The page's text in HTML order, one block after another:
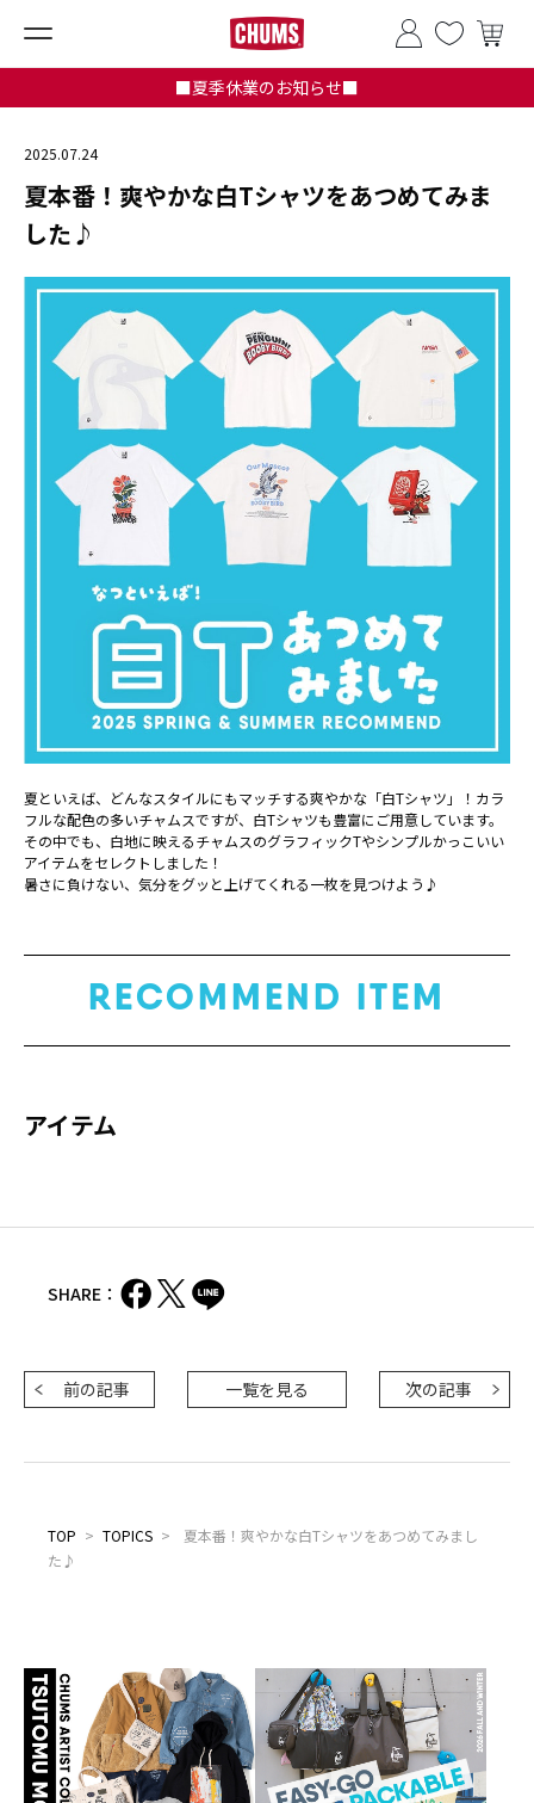
■夏季休業のお知らせ■
2025.07.24
夏本番！爽やかな白Tシャツをあつめてみま
した♪
夏といえば、どんなスタイルにもマッチする爽やかな「白Tシャツ」！カラ
フルな配色の多いチャムスですが、白Tシャツも豊富にご用意しています。
その中でも、白地に映えるチャムスのグラフィックTやシンプルかっこいい
アイテムをセレクトしました！
暑さに負けない、気分をグッと上げてくれる一枚を見つけよう♪
RECOMMEND ITEM
アイテム
SHARE：
前の記事 一覧を見る 次の記事
TOP > TOPICS >
夏本番！爽やかな白Tシャツをあつめてみまし
た♪